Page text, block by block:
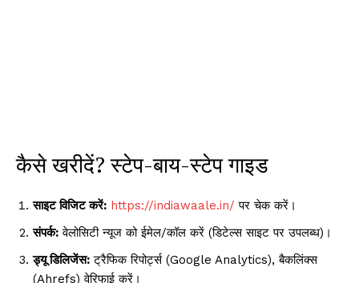
कैसे खरीदें? स्टेप-बाय-स्टेप गाइड
साइट विजिट करें: https://indiawaale.in/ पर चेक करें।
संपर्क: वेलोसिटी न्यूज को ईमेल/कॉल करें (डिटेल्स साइट पर उपलब्ध)।
ड्यू डिलिजेंस: ट्रैफिक रिपोर्ट्स (Google Analytics), बैकलिंक्स
(Ahrefs) वेरिफाई करें।